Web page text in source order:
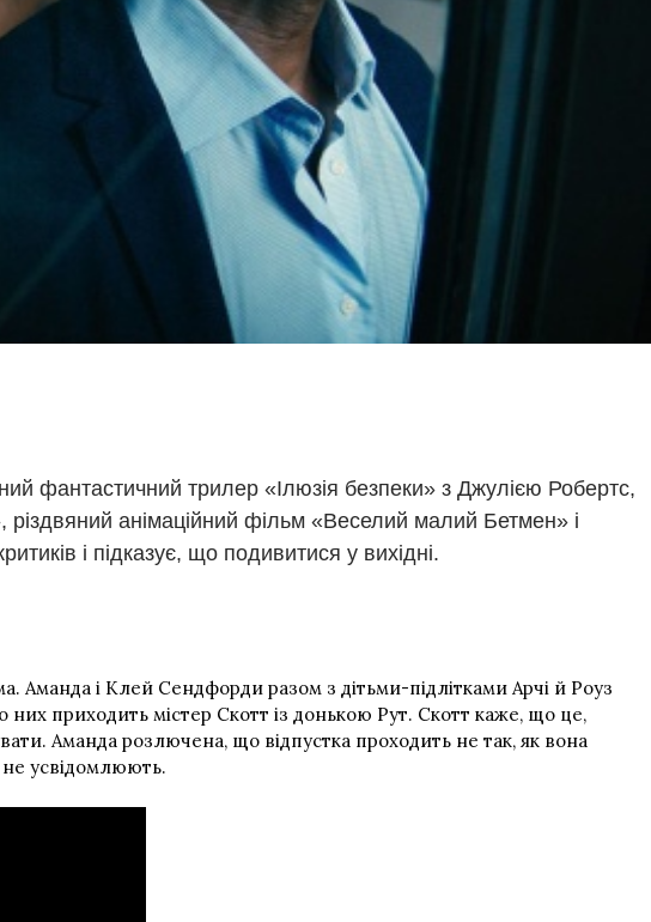
фантастичний трилер «Ілюзія безпеки» з Джулією Робертс,
анімаційний фільм «Веселий малий Бетмен» і
і підказує, що подивитися у вихідні.
Аманда і Клей Сендфорди разом з дітьми-підлітками Арчі й Роуз
приходить містер Скотт із донькою Рут. Скотт каже, що це,
Аманда розлючена, що відпустка проходить не так, як вона
усвідомлюють.